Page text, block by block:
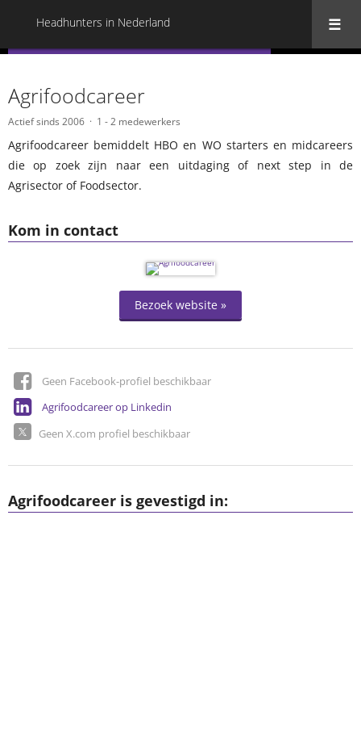
Headhunters in Nederland
Kom in contact
Bezoek website »
Geen Facebook-profiel beschikbaar
Agrifoodcareer op Linkedin
Geen X.com profiel beschikbaar
Agrifoodcareer
Actief sinds 2006 1 - 2 medewerkers
Agrifoodcareer bemiddelt HBO en WO starters en midcareers
die op zoek zijn naar een uitdaging of next step in de
Agrisector of Foodsector.
Agrifoodcareer is gevestigd in: